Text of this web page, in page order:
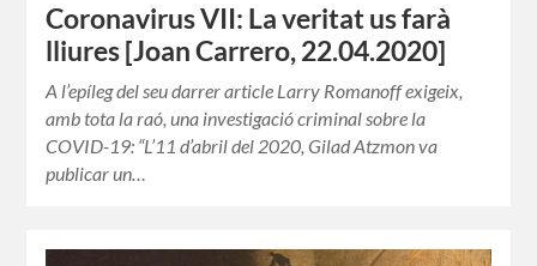
Coronavirus VII: La veritat us farà
lliures [Joan Carrero, 22.04.2020]
A l’epíleg del seu darrer article Larry Romanoff exigeix,
amb tota la raó, una investigació criminal sobre la
COVID-19: “L’11 d’abril del 2020, Gilad Atzmon va
publicar un…